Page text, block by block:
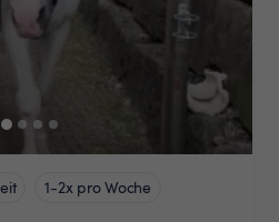
1-2x pro Woche